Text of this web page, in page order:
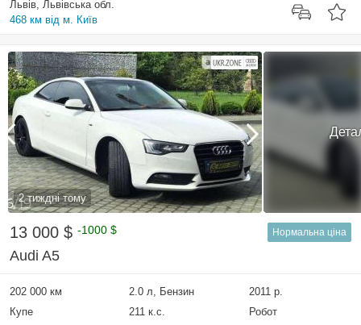
Львів, Львівська обл.
468 км від м. Київ
2 тиждні тому
13 000 $ -1000 $ Нормальна ціна
Audi A5
202 000 км 2.0 л, Бензин
2011 р.
Купе
211 к.с.
Робот